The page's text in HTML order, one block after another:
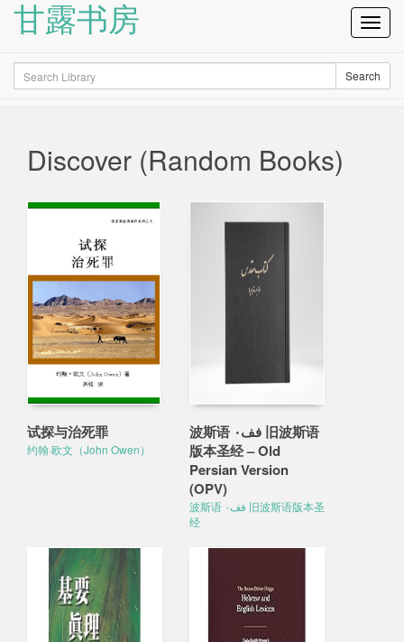
甘露书房
Search Search
Discover (Random Books)
试探与治死罪
约翰·欧文（John Owen）
波斯语 فف٠ 旧波斯语
版本圣经 – Old
Persian Version
(OPV)
波斯语 فف٠ 旧波斯语版本圣
经